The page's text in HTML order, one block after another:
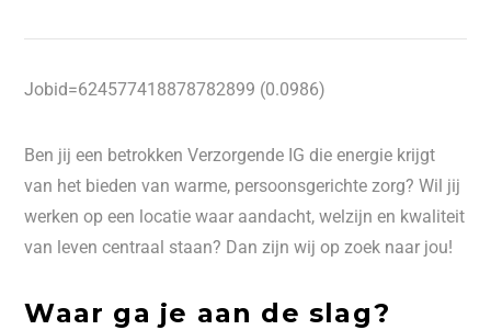
Jobid=624577418878782899 (0.0986)
Ben jij een betrokken Verzorgende IG die energie krijgt
van het bieden van warme, persoonsgerichte zorg? Wil jij
werken op een locatie waar aandacht, welzijn en kwaliteit
van leven centraal staan? Dan zijn wij op zoek naar jou!
Waar ga je aan de slag?